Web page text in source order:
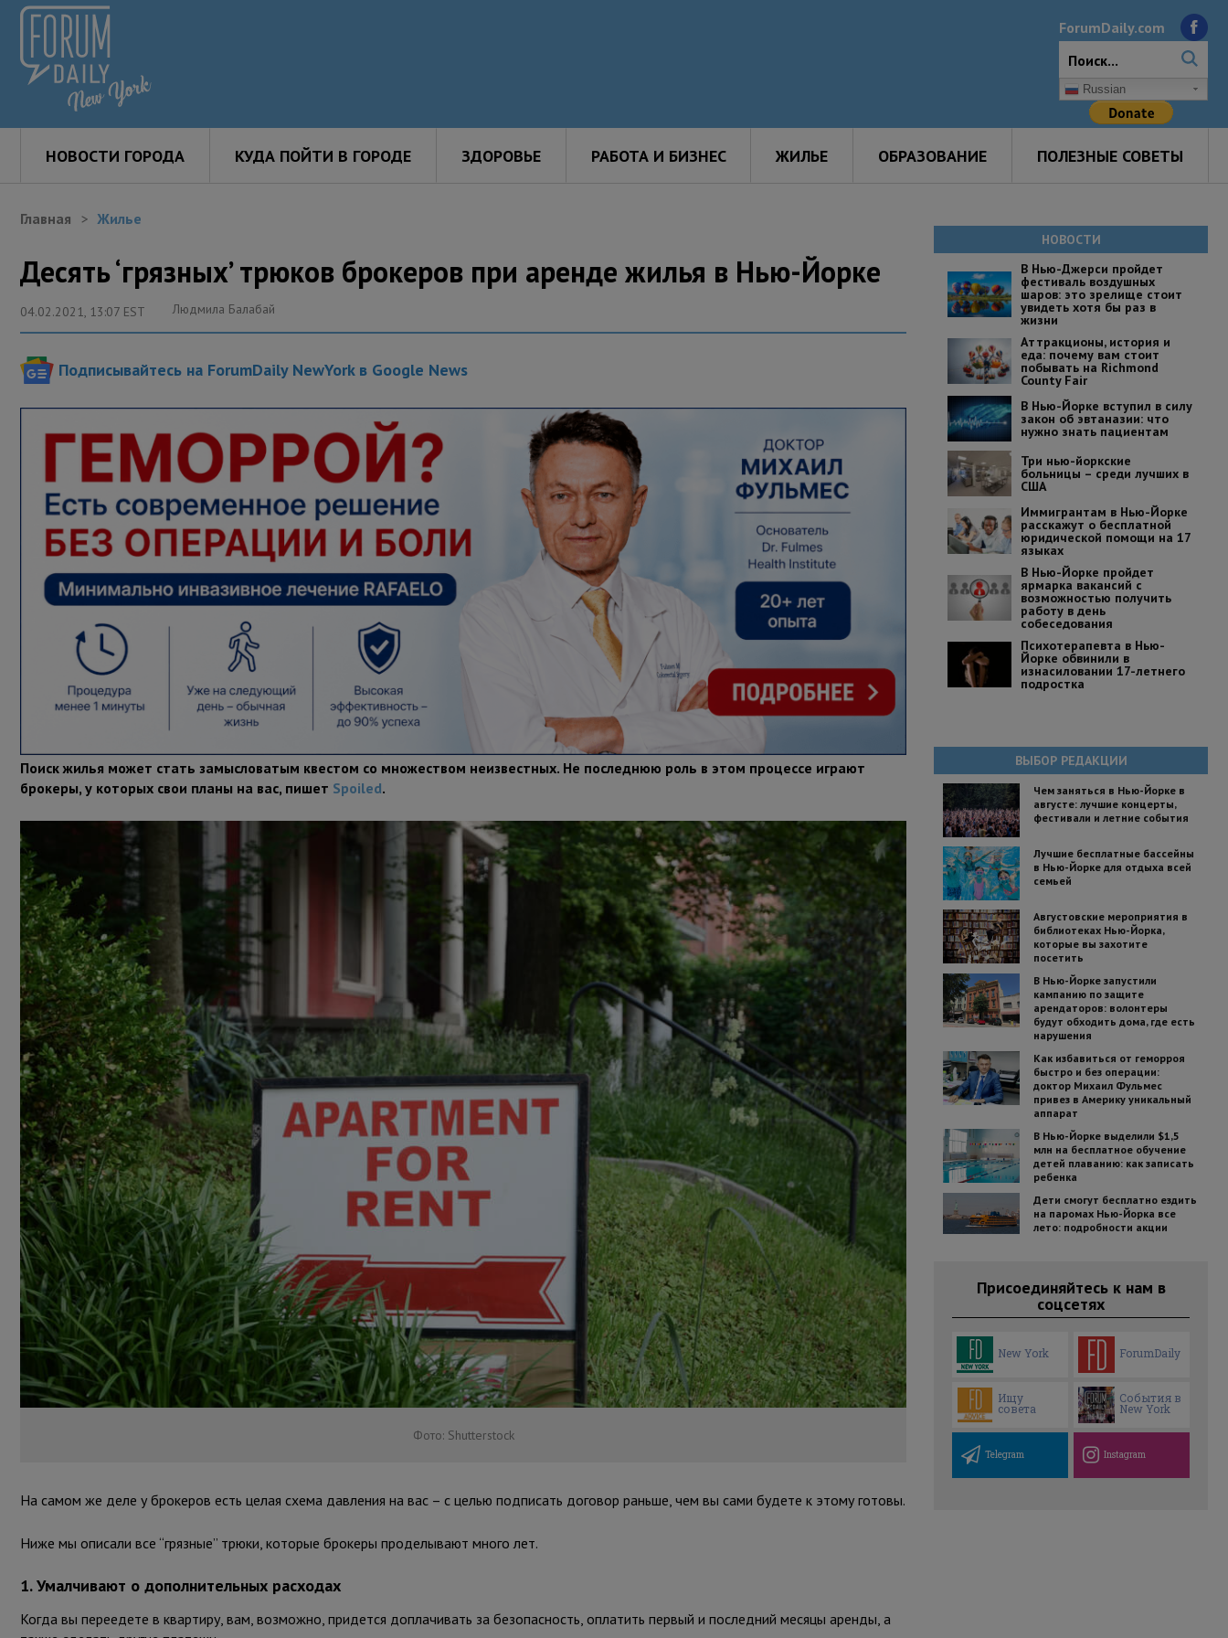
ForumDaily.com
Russian
НОВОСТИ ГОРОДА КУДА ПОЙТИ В ГОРОДЕ ЗДОРОВЬЕ РАБОТА И БИЗНЕС ЖИЛЬЕ ОБРАЗОВАНИЕ ПОЛЕЗНЫЕ СОВЕТЫ
Главная Жилье
Десять ‘грязных’ трюков брокеров при аренде жилья в Нью-Йорке
04.02.2021, 13:07 EST Людмила Балабай
Подписывайтесь на ForumDaily NewYork в Google News
Поиск жилья может стать замысловатым квестом со множеством неизвестных. Не последнюю роль в этом процессе играют
брокеры, у которых свои планы на вас, пишет Spoiled.
Фото: Shutterstock
На самом же деле у брокеров есть целая схема давления на вас – с целью подписать договор раньше, чем вы сами будете к этому готовы.
Ниже мы описали все “грязные” трюки, которые брокеры проделывают много лет.
1. Умалчивают о дополнительных расходах
Когда вы переедете в квартиру, вам, возможно, придется доплачивать за безопасность, оплатить первый и последний месяцы аренды, а
НОВОСТИ
В Нью-Джерси пройдет
фестиваль воздушных
шаров: это зрелище стоит
увидеть хотя бы раз в
жизни
Аттракционы, история и
еда: почему вам стоит
побывать на Richmond
County Fair
В Нью-Йорке вступил в силу
закон об эвтаназии: что
нужно знать пациентам
Три нью-йоркские
больницы – среди лучших в
США
Иммигрантам в Нью-Йорке
расскажут о бесплатной
юридической помощи на 17
языках
В Нью-Йорке пройдет
ярмарка вакансий с
возможностью получить
работу в день
собеседования
Психотерапевта в Нью-
Йорке обвинили в
изнасиловании 17-летнего
подростка
ВЫБОР РЕДАКЦИИ
Чем заняться в Нью-Йорке в
августе: лучшие концерты,
фестивали и летние события
Лучшие бесплатные бассейны
в Нью-Йорке для отдыха всей
семьей
Августовские мероприятия в
библиотеках Нью-Йорка,
которые вы захотите
посетить
В Нью-Йорке запустили
кампанию по защите
арендаторов: волонтеры
будут обходить дома, где есть
нарушения
Как избавиться от геморроя
быстро и без операции:
доктор Михаил Фульмес
привез в Америку уникальный
аппарат
В Нью-Йорке выделили $1,5
млн на бесплатное обучение
детей плаванию: как записать
ребенка
Дети смогут бесплатно ездить
на паромах Нью-Йорка все
лето: подробности акции
Присоединяйтесь к нам в
соцсетях
New York ForumDaily
Ищу
совета
События в
New York
Telegram Instagram